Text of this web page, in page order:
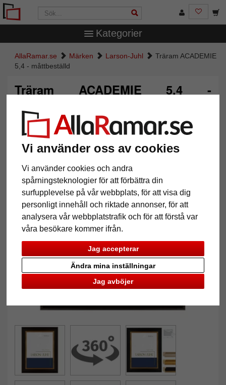
Vi använder oss av cookies
Vi använder cookies och andra
spårningsteknologier för att förbättra din
surfupplevelse på vår webbplats, för att visa dig
personligt innehåll och riktade annonser, för att
analysera vår webbplatstrafik och för att förstå var
våra besökare kommer ifrån.
Jag accepterar
Jag avböjer
Ändra mina inställningar
Kategorier
AllaRamar.se Märken Larson-Juhl
Träram ACADEMIE
5,4 - måttbeställd
Träram ACADEMIE 5,4 -
Tillbaka